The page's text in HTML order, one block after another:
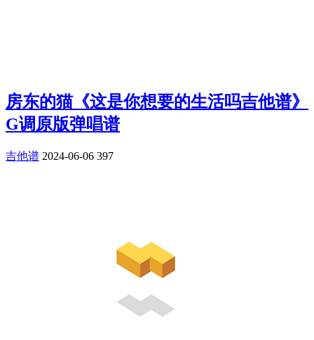
房东的猫《这是你想要的生活吗吉他谱》
G调原版弹唱谱
吉他谱 2024-06-06 397